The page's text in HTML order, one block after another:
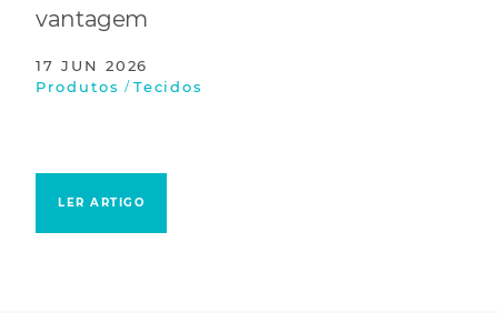
vantagem
17 JUN 2026
Produtos / Tecidos
LER ARTIGO